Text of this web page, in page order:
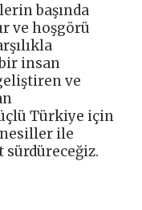
başında
ve hoşgörü
insan
ve
Türkiye için
ile
sürdüreceğiz.